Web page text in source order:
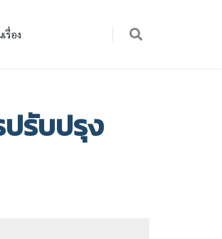
รื่อง
รับปรุง